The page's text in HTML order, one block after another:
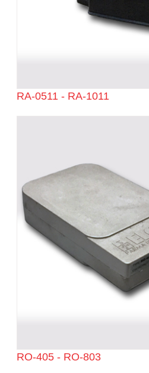
RA-0511 - RA-1011
RO-405 - RO-803